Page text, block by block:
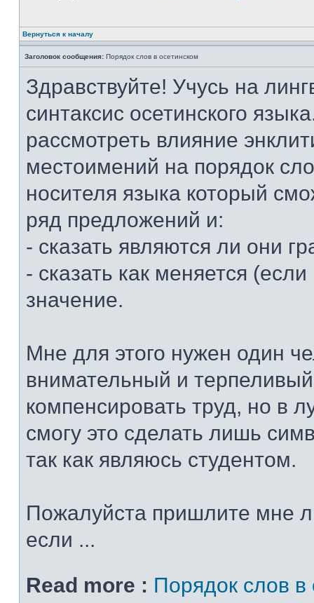
Вернуться к началу
Заголовок сообщения: Порядок слов в осетинском
Здравствуйте! Учусь на
синтаксис осетинского
рассмотреть влияние
местоимений на порядок
носителя языка который
ряд предложений и:
- сказать являются ли они
- сказать как меняется
значение.
Мне для этого нужен один
внимательный и
компенсировать труд, но в
смогу это сделать лишь
так как являюсь студентом.
Пожалуйста пришлите мне
если ...
Read more : Порядок слов в